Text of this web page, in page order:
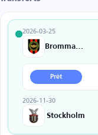
2026-03-25
Prêt
2026-11-30
Stockholm